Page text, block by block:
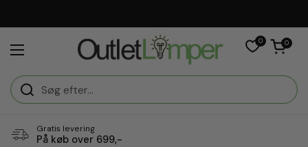
Åbn menuen
0 Åben vogn
0
Gratis levering
På køb over 699,-